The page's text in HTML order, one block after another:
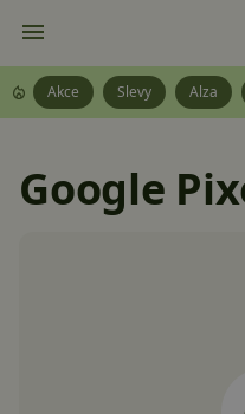
Akce Slevy Alza
Google